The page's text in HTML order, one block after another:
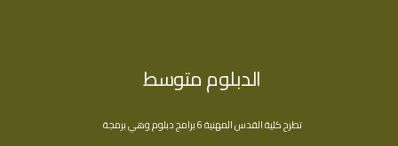
الدبلوم متوسط
تطرح كلية القدس المهنية 6 برامج دبلوم وهي برمجة